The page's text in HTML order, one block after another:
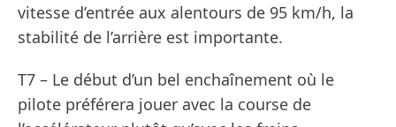
vitesse d’entrée aux alentours de 95 km/h, la
stabilité de l’arrière est importante.
T7 – Le début d’un bel enchaînement où le
pilote préférera jouer avec la course de